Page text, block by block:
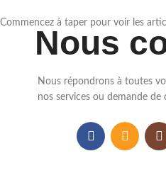
Nous
Nous répondrons à toutes
nos services ou demande de
Commencez à taper pour voir les